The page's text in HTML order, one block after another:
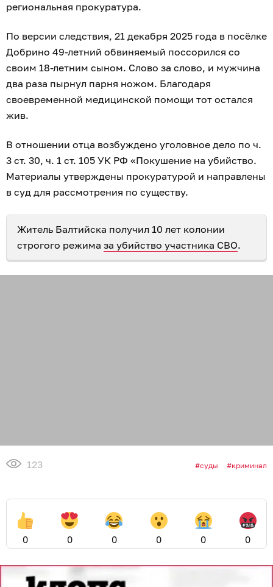
региональная прокуратура.
По версии следствия, 21 декабря 2025 года в посёлке
Добрино 49-летний обвиняемый поссорился со
своим 18-летним сыном. Слово за слово, и мужчина
два раза пырнул парня ножом. Благодаря
своевременной медицинской помощи тот остался
жив.
В отношении отца возбуждено уголовное дело по ч.
3 ст. 30, ч. 1 ст. 105 УК РФ «Покушение на убийство.
Материалы утверждены прокуратурой и направлены
в суд для рассмотрения по существу.
Житель Балтийска получил 10 лет колонии
строгого режима за убийство участника СВО.
123 суды криминал
0 0 0 0 0 0